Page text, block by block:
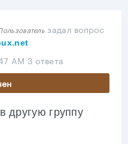
задал вопрос
AM 3 ответа
другую группу